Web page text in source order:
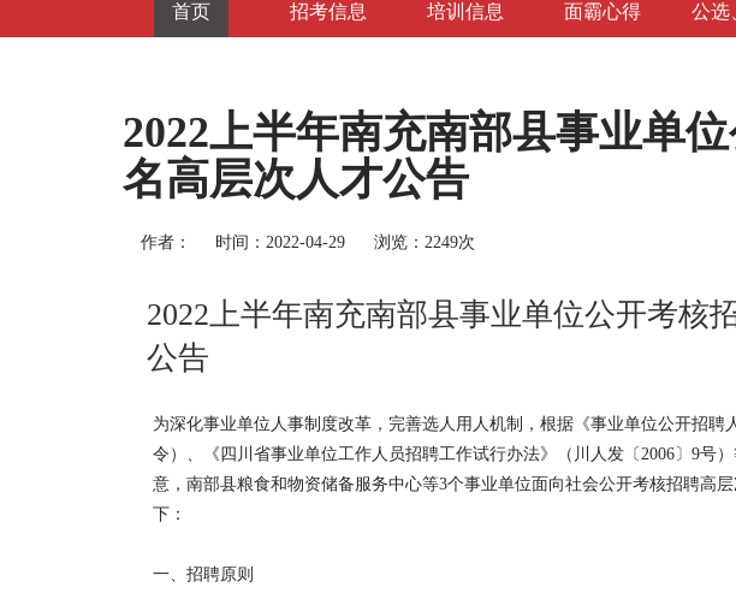
首页 招考信息 培训信息 面霸心得 公选
2022上半年南充南部县事业单
名高层次人才公告
作者： 时间：2022-04-29 浏览：2249次
2022上半年南充南部县事业单位公开考核
公告
为深化事业单位人事制度改革，完善选人用人机制，根据《事业单位公开招聘
令）、《四川省事业单位工作人员招聘工作试行办法》（川人发〔2006〕9号
意，南部县粮食和物资储备服务中心等3个事业单位面向社会公开考核招聘高
下：
一、招聘原则